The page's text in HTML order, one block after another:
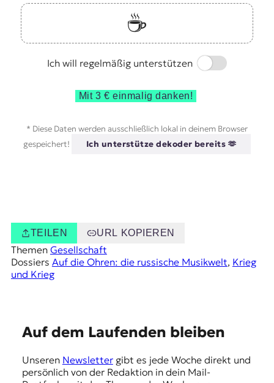
☕️
Ich will regelmäßig unterstützen
Switch
Mit 3 € einmalig danken!
* Diese Daten werden ausschließlich lokal in deinem Browser
gespeichert!
Ich unterstütze dekoder bereits 🫶
TEILEN URL KOPIEREN
Themen Gesellschaft
Dossiers Auf die Ohren: die russische Musikwelt, Krieg
und Krieg
Auf dem Laufenden bleiben
Unseren Newslettergibt es jede Woche direkt und
persönlich von der Redaktion in dein Mail-